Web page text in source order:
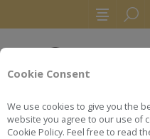
Cookie Consent
We use cookies to give you the
website you agree to our use of
Cookie Policy. Feel free to read